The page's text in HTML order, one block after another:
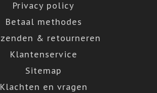
Privacy policy
Betaal methodes
& retourneren
Klantenservice
Sitemap
Klachten en vragen